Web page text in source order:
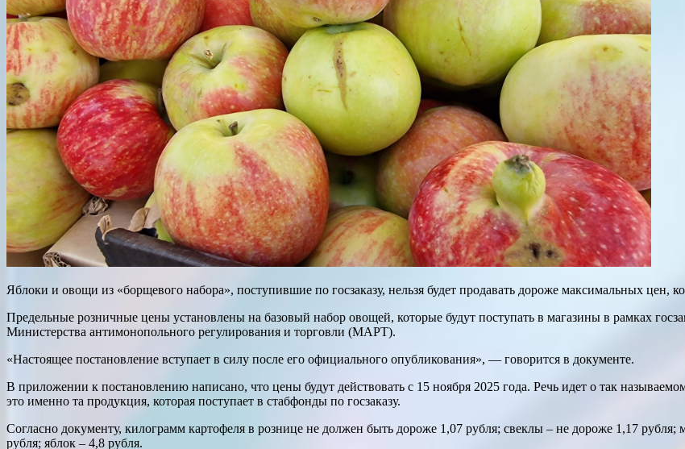
Яблоки и овощи из «борщевого набора», поступившие по госзаказу, нельзя будет продавать дороже максимальных цен,
Предельные розничные цены установлены на базовый набор овощей, которые будут поступать в магазины в рамках
Министерства антимонопольного регулирования и торговли (МАРТ).
«Настоящее постановление вступает в силу после его официального опубликования», — говорится в документе.
В приложении к постановлению написано, что цены будут действовать с 15 ноября 2025 года. Речь идет о так
это именно та продукция, которая поступает в стабфонды по госзаказу.
Согласно документу, килограмм картофеля в рознице не должен быть дороже 1,07 рубля; свеклы – не дороже 1,17 рубля;
рубля; яблок – 4,8 рубля.